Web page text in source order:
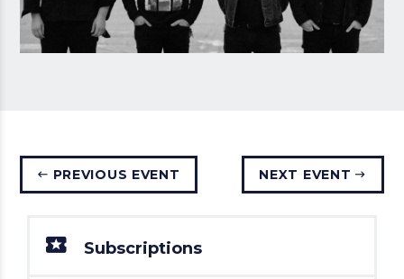
PREVIOUS EVENT NEXT EVENT
Subscriptions